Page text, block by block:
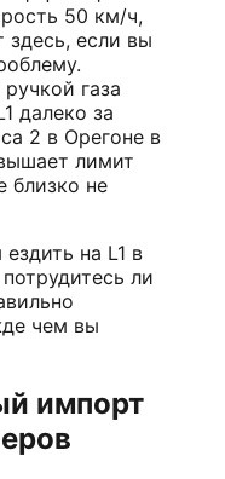
50 км/ч,
здесь, если вы
газа
далеко за
2 в Орегоне в
лимит
близко не
на L1 в
ли
чем вы
импорт